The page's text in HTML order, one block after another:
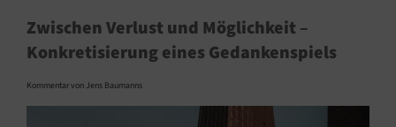
Zwischen Verlust und Möglichkeit–
Konkretisierung eines Gedankenspiels
Kommentar von Jens Baumanns